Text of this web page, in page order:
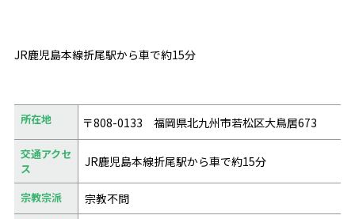
JR鹿児島本線折尾駅から車で約15分
所在地 〒808-0133 福岡県北九州市若松区大鳥居673
交通アクセ
ス
JR鹿児島本線折尾駅から車で約15分
宗教宗派 宗教不問